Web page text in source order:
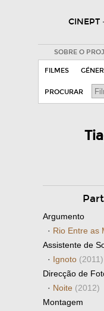
CINEPT
SOBRE O
FILMES
PROCURAR
Argumento
· Rio Entre as
Assistente de
· Ignoto (2011)
Direcção de
· Noite (2012)
Montagem